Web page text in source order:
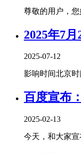
尊敬的用户，
2025年7
2025-07-12
影响时间北京时
百度宣布
2025-02-13
今天，和大家